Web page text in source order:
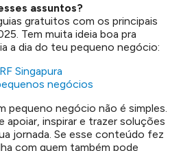
assuntos?
gratuitos com os principais
Tem muita ideia boa pra
a dia do teu pequeno negócio:
Singapura
negócios
pequeno negócio não é simples.
apoiar, inspirar e trazer soluções
jornada. Se esse conteúdo fez
com quem também pode